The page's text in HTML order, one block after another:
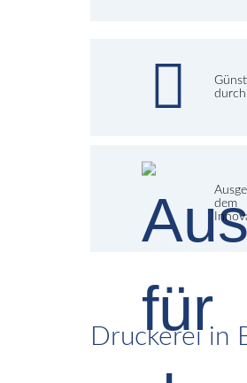
durch
dem
Druckerei in